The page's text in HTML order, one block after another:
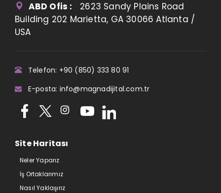
ABD Ofis : 2623 Sandy Plains Road
Building 202 Marietta, GA 30066 Atlanta /
USA
Telefon: +90 (850) 333 80 91
E-posta: info@magnadijital.com.tr
Site Haritası
Neler Yaparız
İş Ortaklarımız
Nasıl Yaklaşırız